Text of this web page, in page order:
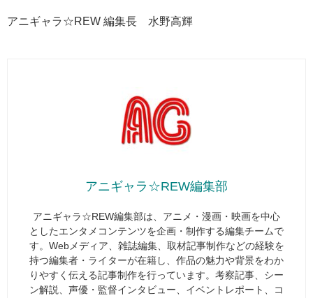
アニギャラ☆REW 編集長 水野高輝
アニギャラ☆REW編集部
アニギャラ☆REW編集部は、アニメ・漫画・映画を中心
としたエンタメコンテンツを企画・制作する編集チームで
す。Webメディア、雑誌編集、取材記事制作などの経験を
持つ編集者・ライターが在籍し、作品の魅力や背景をわか
りやすく伝える記事制作を行っています。考察記事、シー
ン解説、声優・監督インタビュー、イベントレポート、コ